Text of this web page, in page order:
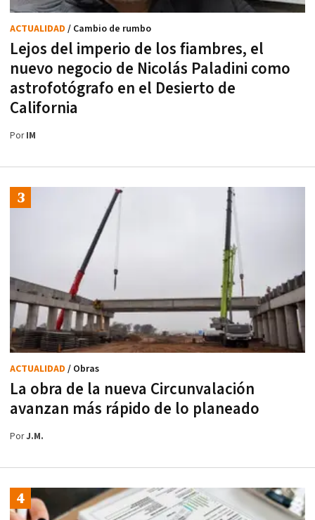
Lejos del imperio de los fiambres, el
nuevo negocio de Nicolás Paladini como
astrofotógrafo en el Desierto de
California
ACTUALIDAD / Cambio de rumbo
PorIM
La obra de la nueva Circunvalación
avanzan más rápido de lo planeado
ACTUALIDAD / Obras
PorJ.M.